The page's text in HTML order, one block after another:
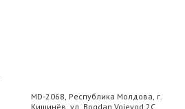
MD-2068, Республика Молдова, г.
Кишинёв, ул. Bogdan Voievod 2C